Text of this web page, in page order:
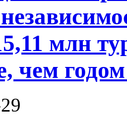
млн
чем